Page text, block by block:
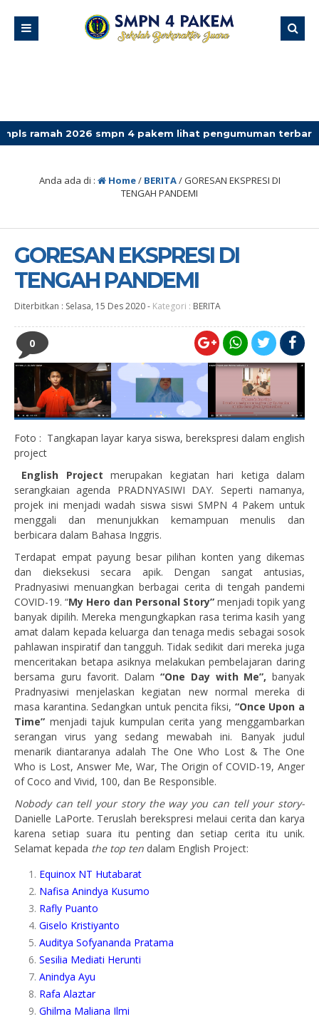
smpn 4 pakem lihat pengumuman terbaru
Anda ada di : Home/ BERITA/GORESAN EKSPRESI DI
TENGAH PANDEMI
GORESAN EKSPRESI DI
TENGAH PANDEMI
Diterbitkan : Selasa, 15 Des 2020- Kategori : BERITA
0
Foto : Tangkapan layar karya siswa, berekspresi dalam english
project
English Project merupakan kegiatan hari ketiga dalam
serangkaian agenda PRADNYASIWI DAY. Seperti namanya,
projek ini menjadi wadah siswa siswi SMPN 4 Pakem untuk
menggali dan menunjukkan kemampuan menulis dan
berbicara dalam Bahasa Inggris.
Terdapat empat payung besar pilihan konten yang dikemas
dan dieksekusi secara apik. Dengan sangat antusias,
Pradnyasiwi menuangkan berbagai cerita di tengah pandemi
COVID-19. “My Hero dan Personal Story” menjadi topik yang
banyak dipilih. Mereka mengungkapkan rasa terima kasih yang
amat dalam kepada keluarga dan tenaga medis sebagai sosok
pahlawan inspiratif dan tangguh. Tidak sedikit dari mereka juga
menceritakan betapa asiknya melakukan pembelajaran daring
bersama guru favorit. Dalam “One Day with Me”, banyak
Pradnyasiwi menjelaskan kegiatan new normal mereka di
masa karantina. Sedangkan untuk pencita fiksi, “Once Upon a
Time” menjadi tajuk kumpulan cerita yang menggambarkan
serangan virus yang sedang mewabah ini. Banyak judul
menarik diantaranya adalah The One Who Lost & The One
Who is Lost, Answer Me, War, The Origin of COVID-19, Anger
of Coco and Vivid, 100, dan Be Responsible.
Nobody can tell your story the way you can tell your story-
Danielle LaPorte. Teruslah berekspresi melaui cerita dan karya
karena setiap suara itu penting dan setiap cerita itu unik.
Selamat kepada the top ten dalam English Project:
Equinox NT Hutabarat
Nafisa Anindya Kusumo
Rafly Puanto
Giselo Kristiyanto
Auditya Sofyananda Pratama
Sesilia Mediati Herunti
Anindya Ayu
Rafa Alaztar
Ghilma Maliana Ilmi